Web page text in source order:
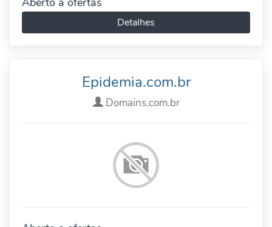
Detalhes
Epidemia.com.br
Domains.com.br